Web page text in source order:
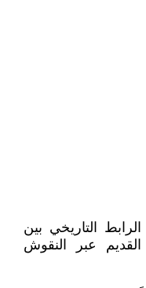
التاريخي بين
عبر النقوش